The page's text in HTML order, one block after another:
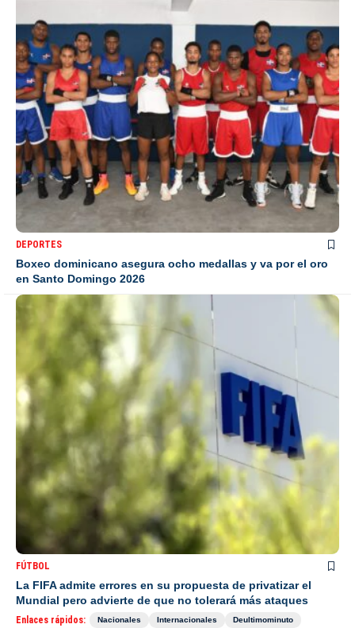
DEPORTES
Boxeo dominicano asegura ocho medallas y va por el oro
en Santo Domingo 2026
FÚTBOL
La FIFA admite errores en su propuesta de privatizar el
Mundial pero advierte de que no tolerará más ataques
Enlaces rápidos: Nacionales Internacionales
Deultimominuto